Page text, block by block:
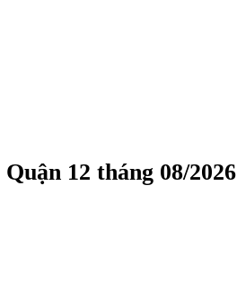
12 tháng 08/2026